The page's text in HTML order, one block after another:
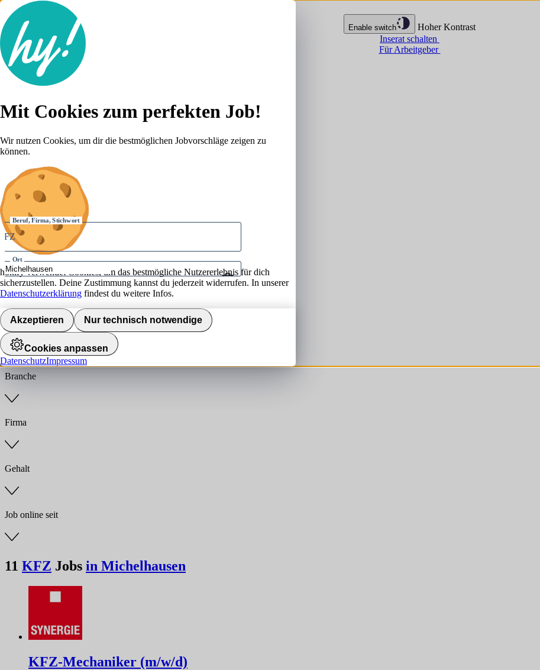
Enable switch
Hoher Kontrast
Inserat schalten
Für Arbeitgeber
Lebenslauf
Karriere-Tipps
Anmelden
Beruf, Firma, Stichwort
Ort
Umkreis
Jobs finden
Anstellungsart
Branche
Firma
Gehalt
Job online seit
11 KFZ Jobs in Michelhausen
KFZ-Mechaniker (m/w/d)
Mit Cookies zum perfekten Job!
Wir nutzen Cookies, um dir die bestmöglichen Jobvorschläge zeigen zu
können.
hokify verwendet Cookies, um das bestmögliche Nutzererlebnis für dich
sicherzustellen. Deine Zustimmung kannst du jederzeit widerrufen. In unserer
Datenschutzerklärung findest du weitere Infos.
Akzeptieren Nur technisch notwendige
Cookies anpassen
DatenschutzImpressum